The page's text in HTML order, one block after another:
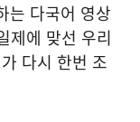
는 다국어 영상
제에 맞선 우리
다시 한번 조